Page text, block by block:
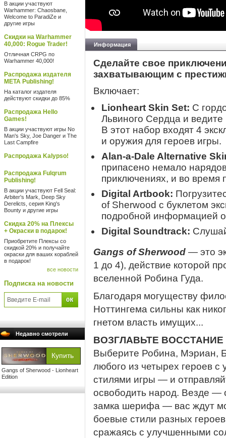
В акции участвуют
Warhammer: Chaosbane,
Welcome to ParadiZe и
другие игры
Скидки на Warhammer
40,000: Rogue Trader!
Отличная CRPG по
Warhammer 40,000!
Распродажа издателя
META Publishing!
На каталог издателя
действуют скидки до 85%
Распродажа Hello
Games!
В акции участвуют игры No
Man's Sky, Joe Danger и The
Last Campfire
Распродажа Kalypso!
Распродажа Fulqrum
Publishing!
В акции участвуют Fell Seal:
Arbiter's Mark, Deep Sky
Derelicts, серия King's
Bounty и другие игры
Скидка 20% на Плексы
+ Окраски в подарок!
Приобретите Плексы со
скидкой 20% и получайте
окраски для ваших кораблей
в подарок!
все новости
Подписка на новости
Недавно смотрели
Gangs of Sherwood - Lionheart
Edition
Информация
Сделайте свое
захватывающим с
Включает:
Lionheart Skin Set: С
Львиного Сердца и ведите
В этот набор входят 4
и оружия для героев игры.
Alan-a-Dale Alternative
припасено немало
приключениях, и во
Digital Artbook:
of Sherwood с буклетом
подробной информацией
Digital Soundtrack:
Gangs of Sherwood — это
1 до 4), действие которой
вселенной Робина Гуда.
Благодаря могуществу
Ноттингема сильны как
гнетом власть имущих...
ВОЗГЛАВЬТЕ ВОССТАНИЕ
Выберите Робина, Мэриан,
любого из четырех героев
стилями игры — и
освободить народ. Везде —
замка шерифа — вас ждут
боевые стили разных
сражаясь с улучшенными